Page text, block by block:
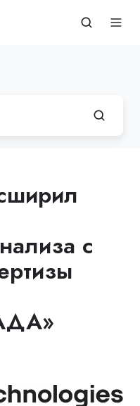
с